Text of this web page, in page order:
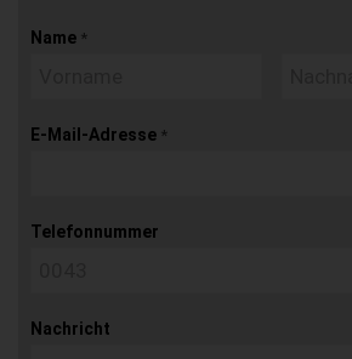
Name *
E-Mail-Adresse *
Telefonnummer
Nachricht